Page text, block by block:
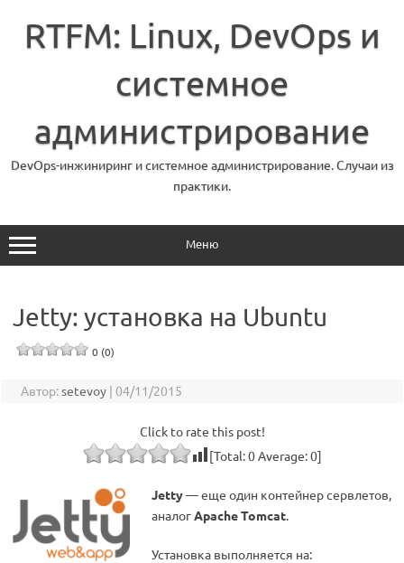
содержимому
RTFM: Linux, DevOps и
системное
администрирование
DevOps-инжиниринг и системное администрирование. Случаи из
практики.
Меню
Jetty: установка на Ubuntu
0 (0)
Автор:setevoy | 04/11/2015
Click to rate this post!
[Total:0Average:0]
Jetty— еще один контейнер сервлетов,
аналогApache Tomcat.
Установка выполняется на: